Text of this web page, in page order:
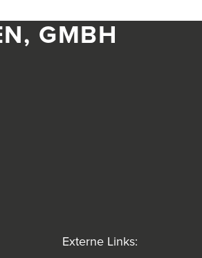
GMBH
Externe Links: